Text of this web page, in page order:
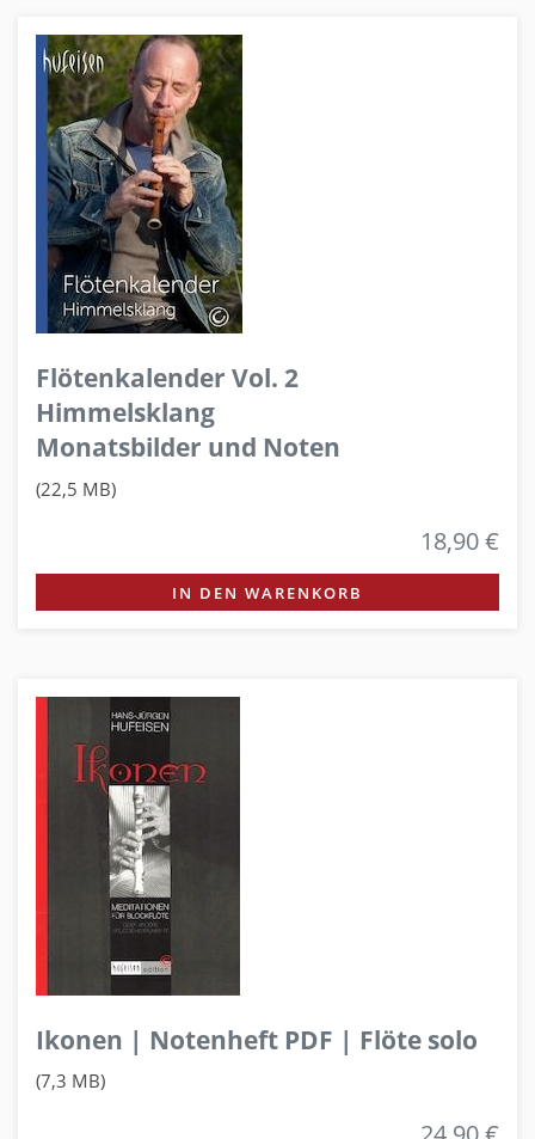
Flötenkalender Vol. 2
Himmelsklang
Monatsbilder und Noten
(22,5 MB)
18,90 €
IN DEN WARENKORB
Ikonen | Notenheft PDF | Flöte solo
(7,3 MB)